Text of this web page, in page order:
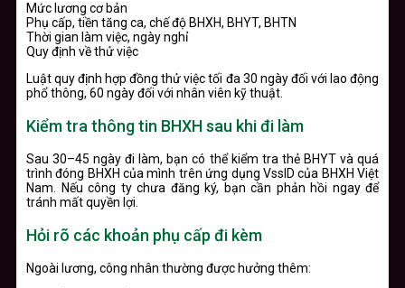
Mức lương cơ bản
Phụ cấp, tiền tăng ca, chế độ BHXH, BHYT, BHTN
Thời gian làm việc, ngày nghỉ
Quy định về thử việc
Luật quy định hợp đồng thử việc tối đa 30 ngày đối với lao động
phổ thông, 60 ngày đối với nhân viên kỹ thuật.
Kiểm tra thông tin BHXH sau khi đi làm
Sau 30–45 ngày đi làm, bạn có thể kiểm tra thẻ BHYT và quá
trình đóng BHXH của mình trên ứng dụng VssID của BHXH Việt
Nam. Nếu công ty chưa đăng ký, bạn cần phản hồi ngay để
tránh mất quyền lợi.
Hỏi rõ các khoản phụ cấp đi kèm
Ngoài lương, công nhân thường được hưởng thêm: